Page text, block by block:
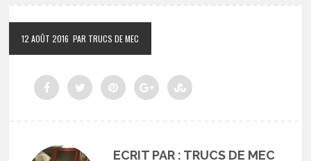
12 AOÛT 2016 PAR TRUCS DE MEC
ECRIT PAR : TRUCS DE MEC